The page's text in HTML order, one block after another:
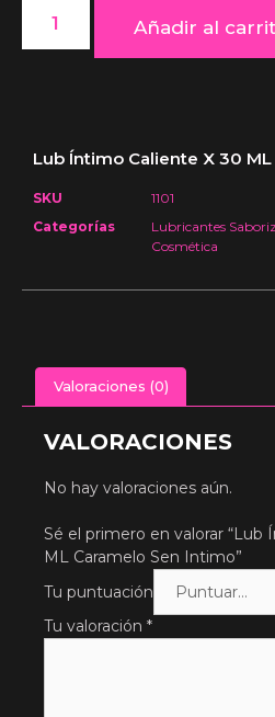
Añadir al
Lub Íntimo Caliente X 30
SKU
1101
Categorías
Lubricantes
Cosmética
Valoraciones (0)
VALORACIONES
No hay valoraciones aún.
Sé el primero en valorar “Lub
ML Caramelo Sen Intimo”
Tu puntuación
Tu valoración *